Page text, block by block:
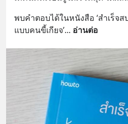
พบคำตอบได้ในหนังสือ ‘สำเร็จส
แบบคนขี้เกียจ’... อ่านต่อ